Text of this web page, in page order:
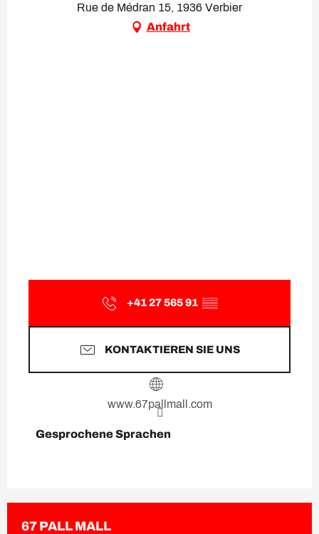
Rue de Médran 15, 1936 Verbier
Anfahrt
+41 27 565 91 ▒▒
KONTAKTIEREN SIE UNS
www.67pallmall.com
Gesprochene Sprachen
Gesprochene Sprachen
67 PALL MALL